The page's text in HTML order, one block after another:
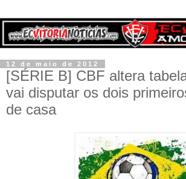
12 de maio de 2012
[SÉRIE B] CBF altera
vai disputar os dois
de casa